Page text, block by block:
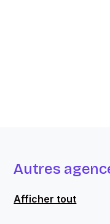
Autres
Afficher tout